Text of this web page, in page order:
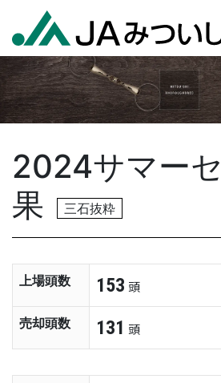
2024サマー
果
三石抜粋
上場頭数 153 頭
売却頭数 131 頭